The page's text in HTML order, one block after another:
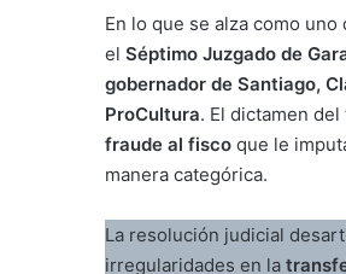
En lo que se alza como
el Séptimo Juzgado de
gobernador de Santiago,
ProCultura. El dictamen
fraude al fisco que le
manera categórica.
La resolución judicial
irregularidades en la